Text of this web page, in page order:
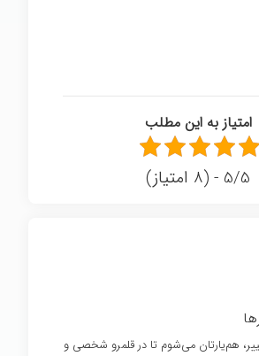
امتیاز به این مطلب
5/5 - (8 امتیاز)
هم‌یارتان می‌شوم تا در قلمرو شخصی و